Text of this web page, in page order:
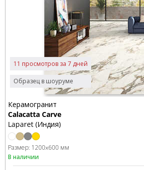
Образец в шоуруме
11 просмотров за 7 дней
Керамогранит
Calacatta Carve
Laparet (Индия)
Размер: 1200x600 мм
В наличии